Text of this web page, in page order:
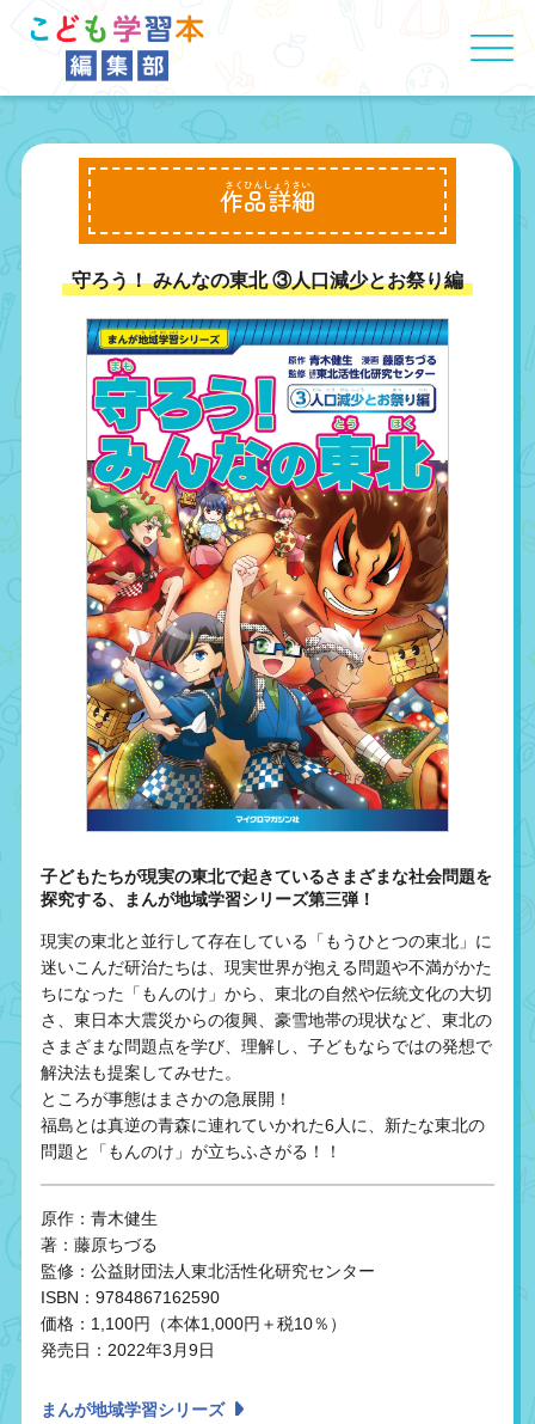
作品詳細
守ろう！ みんなの東北 ③人口減少とお祭り編
子どもたちが現実の東北で起きているさまざまな社会問題を
探究する、まんが地域学習シリーズ第三弾！
現実の東北と並行して存在している「もうひとつの東北」に
迷いこんだ研治たちは、現実世界が抱える問題や不満がかた
ちになった「もんのけ」から、東北の自然や伝統文化の大切
さ、東日本大震災からの復興、豪雪地帯の現状など、東北の
さまざまな問題点を学び、理解し、子どもならではの発想で
解決法も提案してみせた。
ところが事態はまさかの急展開！
福島とは真逆の青森に連れていかれた6人に、新たな東北の
問題と「もんのけ」が立ちふさがる！！
原作：青木健生
著：藤原ちづる
監修：公益財団法人東北活性化研究センター
ISBN：9784867162590
価格：1,100円（本体1,000円＋税10％）
発売日：2022年3月9日
まんが地域学習シリーズ